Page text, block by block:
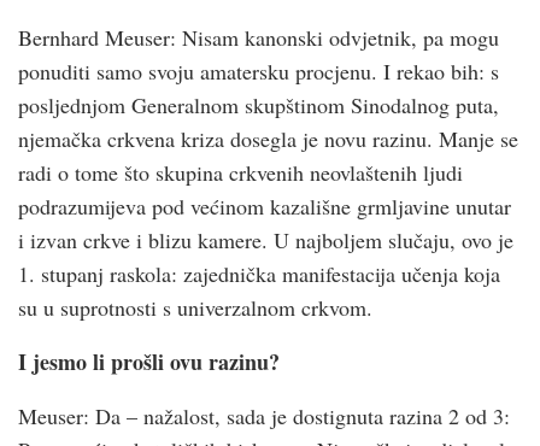
Bernhard Meuser: Nisam kanonski odvjetnik, pa mogu
ponuditi samo svoju amatersku procjenu. I rekao bih: s
posljednjom Generalnom skupštinom Sinodalnog puta,
njemačka crkvena kriza dosegla je novu razinu. Manje se
radi o tome što skupina crkvenih neovlaštenih ljudi
podrazumijeva pod većinom kazališne grmljavine unutar
i izvan crkve i blizu kamere. U najboljem slučaju, ovo je
1. stupanj raskola: zajednička manifestacija učenja koja
su u suprotnosti s univerzalnom crkvom.
I jesmo li prošli ovu razinu?
Meuser: Da – nažalost, sada je dostignuta razina 2 od 3: